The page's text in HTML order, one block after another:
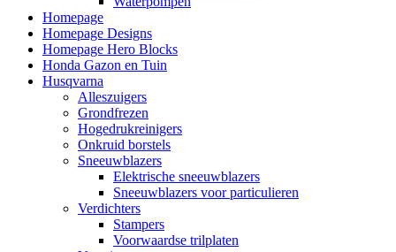
Homepage
Homepage Designs
Homepage Hero Blocks
Honda Gazon en Tuin
Husqvarna
Alleszuigers
Grondfrezen
Hogedrukreinigers
Onkruid borstels
Sneeuwblazers
Elektrische sneeuwblazers
Sneeuwblazers voor particulieren
Verdichters
Stampers
Voorwaardse trilplaten